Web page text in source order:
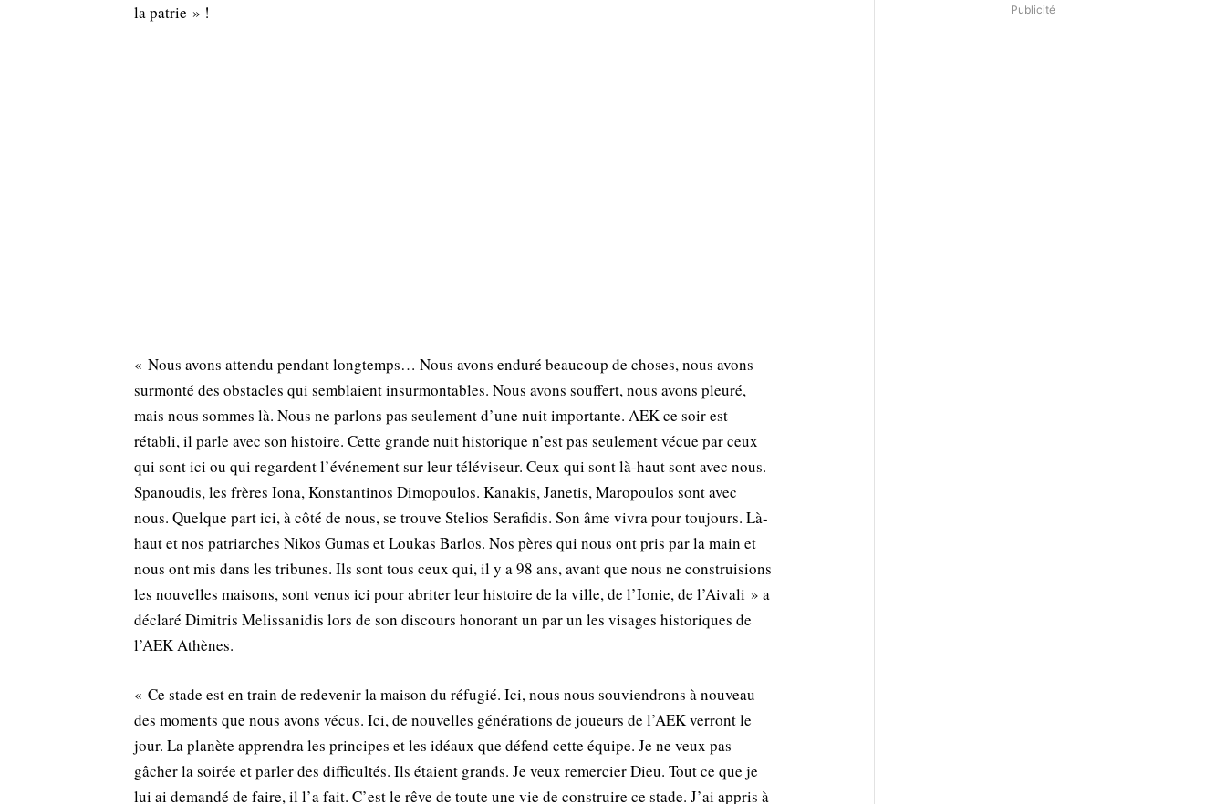
la patrie » !
« Nous avons attendu pendant longtemps… Nous avons enduré beaucoup de choses, nous avons
surmonté des obstacles qui semblaient insurmontables. Nous avons souffert, nous avons pleuré,
mais nous sommes là. Nous ne parlons pas seulement d’une nuit importante. AEK ce soir est
rétabli, il parle avec son histoire. Cette grande nuit historique n’est pas seulement vécue par ceux
qui sont ici ou qui regardent l’événement sur leur téléviseur. Ceux qui sont là-haut sont avec nous.
Spanoudis, les frères Iona, Konstantinos Dimopoulos. Kanakis, Janetis, Maropoulos sont avec
nous. Quelque part ici, à côté de nous, se trouve Stelios Serafidis. Son âme vivra pour toujours. Là-
haut et nos patriarches Nikos Gumas et Loukas Barlos. Nos pères qui nous ont pris par la main et
nous ont mis dans les tribunes. Ils sont tous ceux qui, il y a 98 ans, avant que nous ne construisions
les nouvelles maisons, sont venus ici pour abriter leur histoire de la ville, de l’Ionie, de l’Aivali » a
déclaré Dimitris Melissanidis lors de son discours honorant un par un les visages historiques de
l’AEK Athènes.
« Ce stade est en train de redevenir la maison du réfugié. Ici, nous nous souviendrons à nouveau
des moments que nous avons vécus. Ici, de nouvelles générations de joueurs de l’AEK verront le
jour. La planète apprendra les principes et les idéaux que défend cette équipe. Je ne veux pas
gâcher la soirée et parler des difficultés. Ils étaient grands. Je veux remercier Dieu. Tout ce que je
lui ai demandé de faire, il l’a fait. C’est le rêve de toute une vie de construire ce stade. J’ai appris à
Publicité